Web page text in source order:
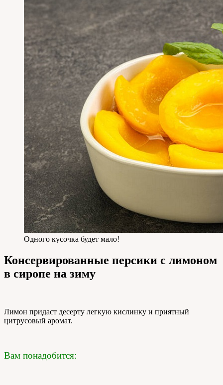
Одного кусочка будет мало!
Консервированные персики с лимоном
в сиропе на зиму
Лимон придаст десерту легкую кислинку и приятный
цитрусовый аромат.
Вам понадобится: